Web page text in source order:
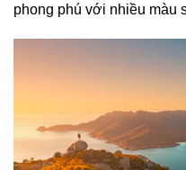
phong phú với nhiều màu